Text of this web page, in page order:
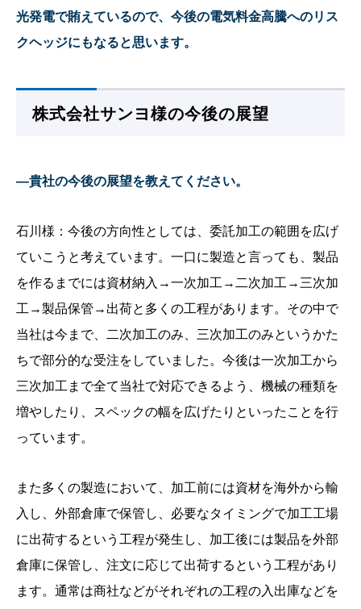
光発電で賄えているので、今後の電気料金高騰へのリス
クヘッジにもなると思います。
株式会社サンヨ様の今後の展望
—貴社の今後の展望を教えてください。
石川様：今後の方向性としては、委託加工の範囲を広げ
ていこうと考えています。一口に製造と言っても、製品
を作るまでには資材納入→一次加工→二次加工→三次加
工→製品保管→出荷と多くの工程があります。その中で
当社は今まで、二次加工のみ、三次加工のみというかた
ちで部分的な受注をしていました。今後は一次加工から
三次加工まで全て当社で対応できるよう、機械の種類を
増やしたり、スペックの幅を広げたりといったことを行
っています。
また多くの製造において、加工前には資材を海外から輸
入し、外部倉庫で保管し、必要なタイミングで加工工場
に出荷するという工程が発生し、加工後には製品を外部
倉庫に保管し、注文に応じて出荷するという工程があり
ます。通常は商社などがそれぞれの工程の入出庫などを